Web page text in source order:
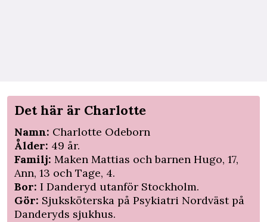
Det här är Charlotte
Namn: Charlotte Odeborn
Ålder: 49 år.
Familj: Maken Mattias och barnen Hugo, 17,
Ann, 13 och Tage, 4.
Bor: I Danderyd utanför Stockholm.
Gör: Sjuksköterska på Psykiatri Nordväst på
Danderyds sjukhus.